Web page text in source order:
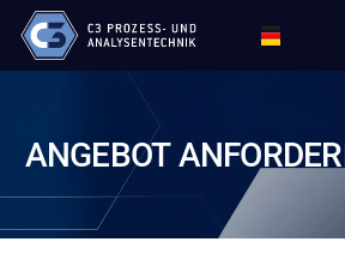
ANGEBOT